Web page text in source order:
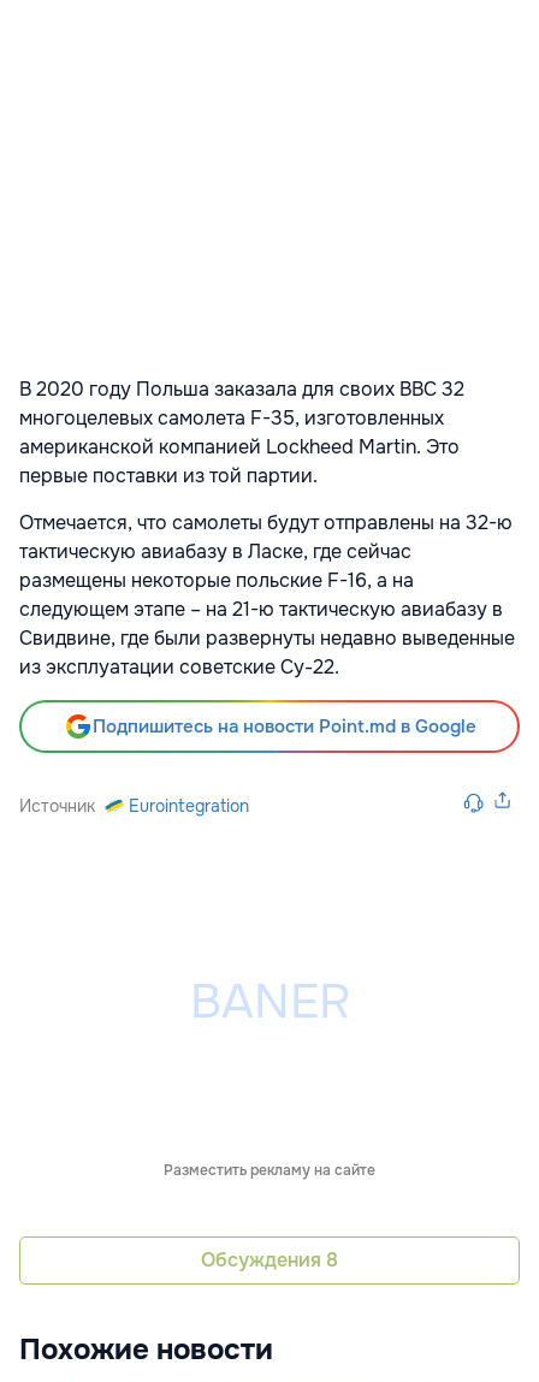
В 2020 году Польша заказала для своих ВВС 32
многоцелевых самолета F-35, изготовленных
американской компанией Lockheed Martin. Это
первые поставки из той партии.
Отмечается, что самолеты будут отправлены на 32-ю
тактическую авиабазу в Ласке, где сейчас
размещены некоторые польские F-16, а на
следующем этапе – на 21-ю тактическую авиабазу в
Свидвине, где были развернуты недавно выведенные
из эксплуатации советские Су-22.
Подпишитесь на новости Point.md в Google
Источник Eurointegration
Разместить рекламу на сайте
Обсуждения 8
Похожие новости